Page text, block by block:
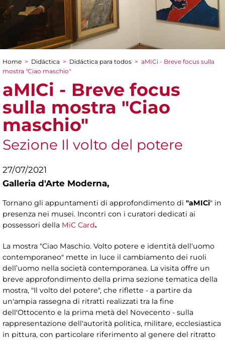
You are here
Home > Didáctica > Didáctica para todos > aMICi - Breve focus sulla
mostra "Ciao maschio"
aMICi - Breve focus
sulla mostra "Ciao
maschio"
Sezione Il volto del potere
27/07/2021
Galleria d'Arte Moderna,
Tornano gli appuntamenti di approfondimento di "aMICi" in
presenza nei musei. Incontri con i curatori dedicati ai
possessori della MiC Card.
La mostra "Ciao Maschio. Volto potere e identità dell'uomo
contemporaneo" mette in luce il cambiamento dei ruoli
dell’uomo nella società contemporanea. La visita offre un
breve approfondimento della prima sezione tematica della
mostra, "Il volto del potere", che riflette - a partire da
un'ampia rassegna di ritratti realizzati tra la fine
dell'Ottocento e la prima metà del Novecento - sulla
rappresentazione dell'autorità politica, militare, ecclesiastica
in pittura, con particolare riferimento al genere del ritratto